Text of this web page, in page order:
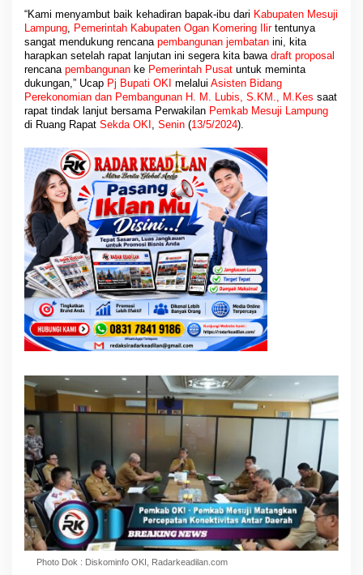
“Kami menyambut baik kehadiran bapak-ibu dari Kabupaten Mesuji
Lampung Pemerintah Kabupaten Ogan Komering Ilirtentunya
sangat mendukung rencana pembangunan jembatan ini, kita
harapkan setelah rapat lanjutan ini segera kita bawa draft proposal
rencana pembangunan ke Pemerintah Pusat untuk meminta
dukungan,” Ucap Pj Bupati OKI melalui Asisten Bidang
Perekonomian dan Pembangunan H. M. Lubis, S.KM., M.Kes saat
rapat tindak lanjut bersama Perwakilan Pemkab Mesuji Lampung
di Ruang Rapat Sekda OKI Senin (13/5/2024).
Photo Dok : Diskominfo OKI, Radarkeadilan.com